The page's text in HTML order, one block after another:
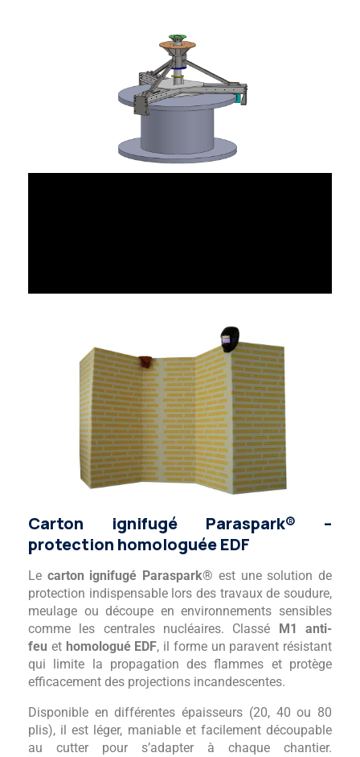
Carton ignifugé Paraspark® –
protection homologuée EDF
Le carton ignifugé Paraspark® est une solution de
protection indispensable lors des travaux de soudure,
meulage ou découpe en environnements sensibles
comme les centrales nucléaires. Classé M1 anti-
feu et homologué EDF, il forme un paravent résistant
qui limite la propagation des flammes et protège
efficacement des projections incandescentes.
Disponible en différentes épaisseurs (20, 40 ou 80
plis), il est léger, maniable et facilement découpable
au cutter pour s’adapter à chaque chantier.